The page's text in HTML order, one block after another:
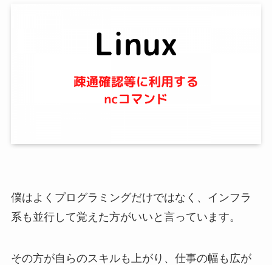
僕はよくプログラミングだけではなく、インフラ
系も並行して覚えた方がいいと言っています。
その方が自らのスキルも上がり、仕事の幅も広が